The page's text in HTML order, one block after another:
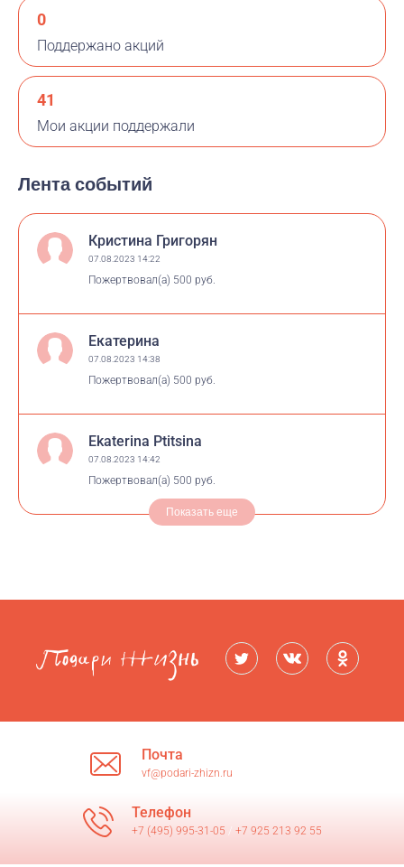
0
Поддержано акций
41
Мои акции поддержали
Лента событий
Кристина Григорян
07.08.2023 14:22
Пожертвовал(а) 500 руб.
Екатерина
07.08.2023 14:38
Пожертвовал(а) 500 руб.
Ekaterina Ptitsina
07.08.2023 14:42
Пожертвовал(а) 500 руб.
Показать еще
Почта
vf@podari-zhizn.ru
Телефон
+7 (495) 995-31-05 +7 925 213 92 55